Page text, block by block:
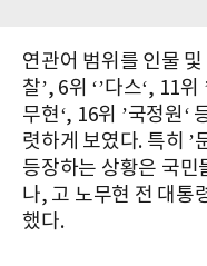
연관어 범위를 인물
찰’, 6위 ‘’다스‘, 11
무현‘, 16위 ’국정원‘
렷하게 보였다. 특히 ’
등장하는 상황은 국민
나, 고 노무현 전 대통
했다.